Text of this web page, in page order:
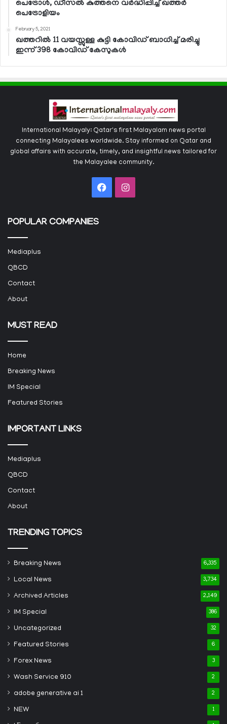
പെട്രോള്‍, ഡീസല്‍ കുത്തനെ വര്‍ദ്ധിപ്പിച്ച് ഖത്തര്‍
പെട്രോളിയം
February 5, 2021
ഖത്തറില്‍ 11 വയസ്സുള്ള കുട്ടി കോവിഡ് ബാധിച്ച് മരിച്ചു
ഇന്ന് 398 കോവിഡ് കേസുകള്‍
International Malayaly: Qatar's first Malayalam news portal
connecting Malayalees worldwide. Stay informed on Qatar and
global affairs with accurate, timely, and insightful news tailored for
the Malayalee community.
FacebookInstagram
POPULAR COMPANIES
Mediaplus
QBCD
Contact
About
MUST READ
Home
Breaking News
IM Special
Featured Stories
IMPORTANT LINKS
Mediaplus
QBCD
Contact
About
TRENDING TOPICS
Breaking News 6,335
Local News 3,734
Archived Articles 2,149
IM Special 386
Uncategorized 32
Featured Stories 6
Forex News 3
Wash Service 910 2
adobe generative ai 1 2
NEW 1